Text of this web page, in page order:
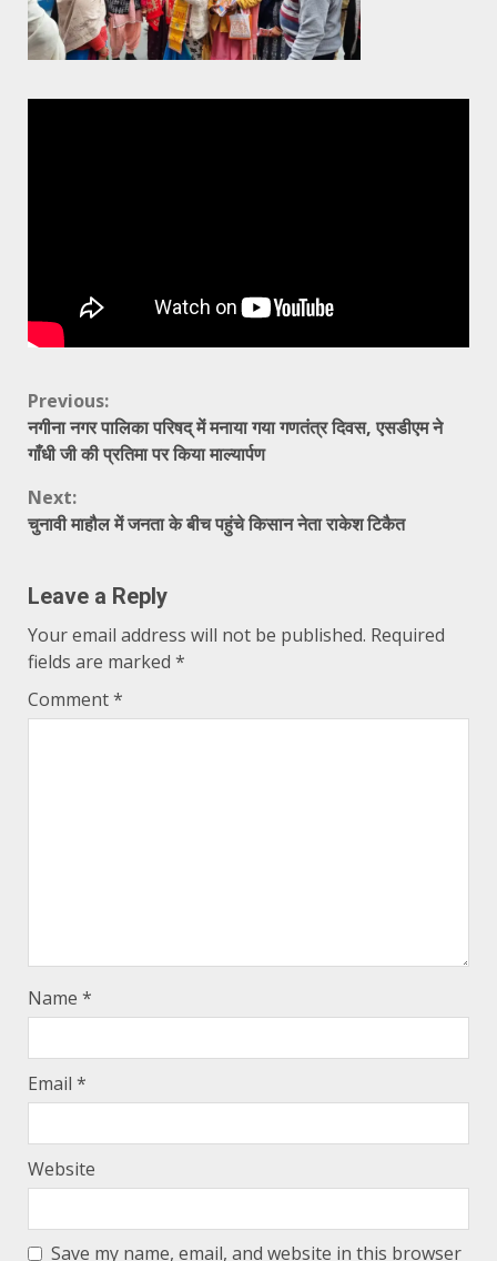
Continue
Reading
Previous:
नगीना नगर पालिका परिषद् में मनाया गया गणतंत्र दिवस, एसडीएम ने
गाँधी जी की प्रतिमा पर किया माल्यार्पण
Next:
चुनावी माहौल में जनता के बीच पहुंचे किसान नेता राकेश टिकैत
Leave a Reply
Your email address will not be published. Required
fields are marked *
Comment*
Name *
Email *
Website
Save my name, email, and website in this browser